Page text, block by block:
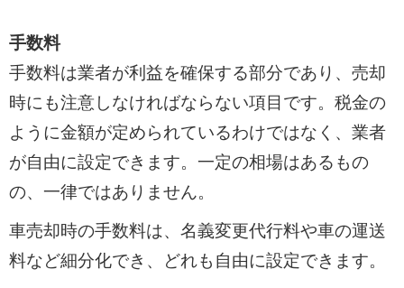
手数料
手数料は業者が利益を確保する部分であり、売却
時にも注意しなければならない項目です。税金の
ように金額が定められているわけではなく、業者
が自由に設定できます。一定の相場はあるもの
の、一律ではありません。
車売却時の手数料は、名義変更代行料や車の運送
料など細分化でき、どれも自由に設定できます。